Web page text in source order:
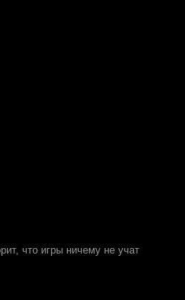
что игры ничему не учат